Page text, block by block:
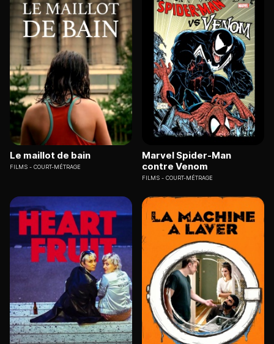
Le maillot de bain
FILMS COURT-MÉTRAGE
Marvel Spider-Man
contre Venom
FILMS COURT-MÉTRAGE